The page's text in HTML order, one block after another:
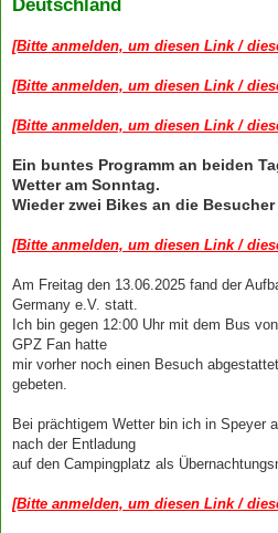
Deutschland
[Bitte anmelden, um diesen Link /
[Bitte anmelden, um diesen Link /
[Bitte anmelden, um diesen Link /
Ein buntes Programm an beiden
Wetter am Sonntag.
Wieder zwei Bikes an die
[Bitte anmelden, um diesen Link /
Am Freitag den 13.06.2025 fand der
Germany e.V. statt.
Ich bin gegen 12:00 Uhr mit dem Bus
GPZ Fan hatte
mir vorher noch einen Besuch
gebeten.
Bei prächtigem Wetter bin ich in Speyer
nach der Entladung
auf den Campingplatz als
[Bitte anmelden, um diesen Link /